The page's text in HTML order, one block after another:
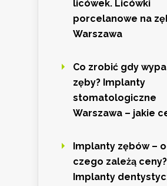
licówek. Licówki
porcelanowe na
Warszawa
Co zrobić gdy
zęby? Implanty
stomatologiczne
Warszawa – jakie
Implanty zębów –
czego zależą ceny?
Implanty